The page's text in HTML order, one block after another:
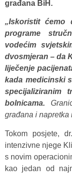
građana BiH.
„Iskoristit ćemo
programe
vodećim
dvosmjeran – da
liječenje
kada medicinski
specijaliziranim
bolnicama.
građana i napretka
Tokom posjete,
intenzivne njege
s novim
kao jedan od